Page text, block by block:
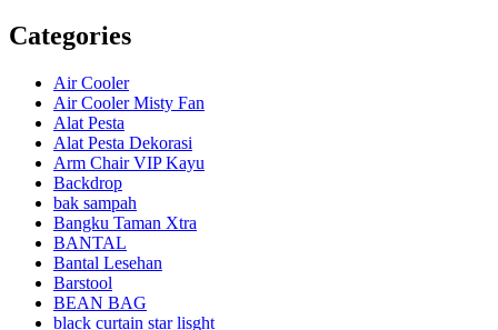
Categories
Air Cooler
Air Cooler Misty Fan
Alat Pesta
Alat Pesta Dekorasi
Arm Chair VIP Kayu
Backdrop
bak sampah
Bangku Taman Xtra
BANTAL
Bantal Lesehan
Barstool
BEAN BAG
black curtain star lisght